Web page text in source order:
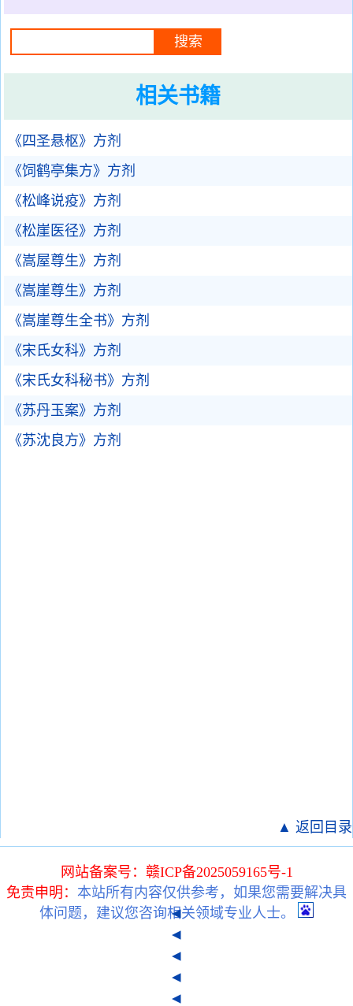
相关书籍
《四圣悬枢》方剂
《饲鹤亭集方》方剂
《松峰说疫》方剂
《松崖医径》方剂
《嵩屋尊生》方剂
《嵩崖尊生》方剂
《嵩崖尊生全书》方剂
《宋氏女科》方剂
《宋氏女科秘书》方剂
《苏丹玉案》方剂
《苏沈良方》方剂
▲ 返回目录
网站备案号：赣ICP备2025059165号-1
免责申明： 本站所有内容仅供参考，如果您需要解决具
体问题，建议您咨询相关领域专业人士。